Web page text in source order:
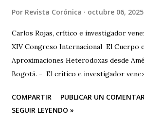
Por Revista Corónica octubre 06, 2025
Carlos Rojas, crítico e investigador
XIV Congreso Internacional El Cuerpo
Aproximaciones Heterodoxas desde
Bogotá. - El crítico e investigador
Experimental de las Artes (UNEARTE),
nueva edición del XIV Congreso
COMPARTIR
PUBLICAR UN
SEGUIR LEYENDO »